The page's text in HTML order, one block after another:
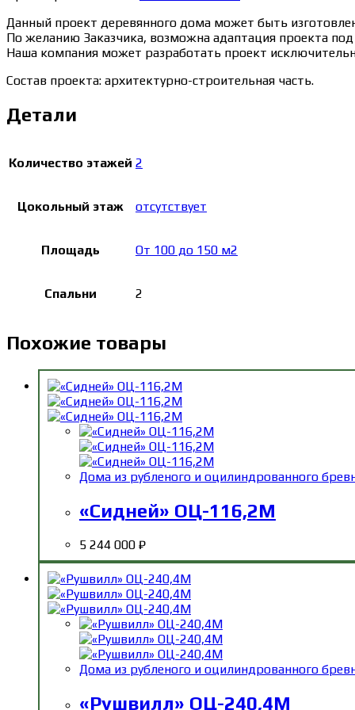
Данный проект деревянного дома может быть
По желанию Заказчика, возможна адаптация проекта
Наша компания может разработать проект
Состав проекта: архитектурно-строительная часть.
Детали
Количество этажей 2
Цокольный этаж отсутствует
Площадь От 100 до 150 м2
Спальни 2
Похожие товары
Дома из рубленого и оцилиндрованного
«Сидней» ОЦ-116,2М
5 244 000 ₽
Дома из рубленого и оцилиндрованного
«Рушвилл» ОЦ-240,4М